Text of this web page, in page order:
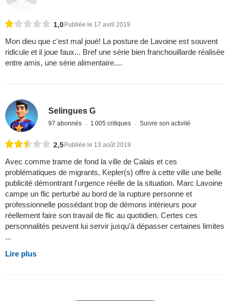
1,0Publiée le 17 avril 2019
Mon dieu que c'est mal joué! La posture de Lavoine est souvent
ridicule et il joue faux... Bref une série bien franchouillarde réalisée
entre amis, une série alimentaire....
Selingues G
97 abonnés 1 005 critiques Suivre son activité
2,5 Publiée le 13 août 2019
Avec comme trame de fond la ville de Calais et ces
problématiques de migrants, Kepler(s) offre à cette ville une belle
publicité démontrant l'urgence réelle de la situation. Marc Lavoine
campe un flic perturbé au bord de la rupture personne et
professionnelle possédant trop de démons intérieurs pour
réellement faire son travail de flic au quotidien. Certes ces
personnalités peuvent lui servir jusqu'à dépasser certaines limites
...
Lire plus